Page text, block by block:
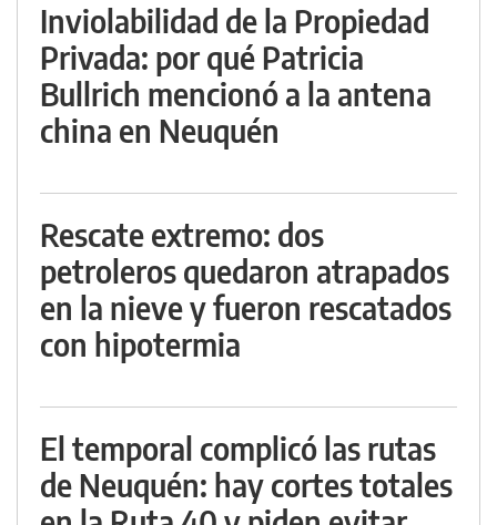
Inviolabilidad de la Propiedad
Privada: por qué Patricia
Bullrich mencionó a la antena
china en Neuquén
Rescate extremo: dos
petroleros quedaron atrapados
en la nieve y fueron rescatados
con hipotermia
El temporal complicó las rutas
de Neuquén: hay cortes totales